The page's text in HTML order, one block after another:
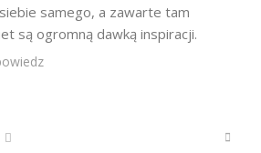
samego, a zawarte tam
są ogromną dawką inspiracji.